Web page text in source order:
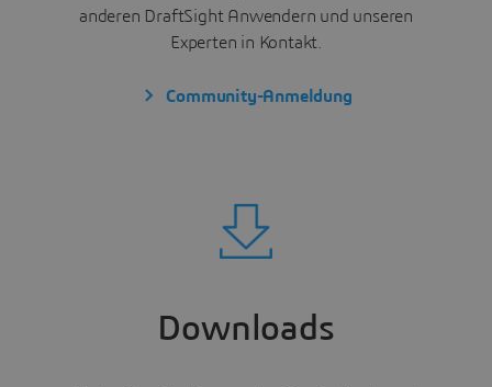
anderen DraftSight Anwendern und unseren
Experten in Kontakt.
Community-Anmeldung
Downloads